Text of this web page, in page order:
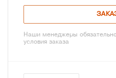
Наши менеджеры
условия заказа